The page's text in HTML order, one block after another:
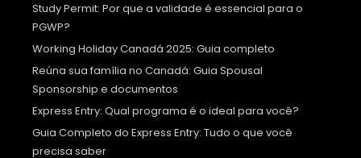
Study Permit: Por que a validade é essencial para o
PGWP?
Working Holiday Canadá 2025: Guia completo
Reúna sua família no Canadá: Guia Spousal
Sponsorship e documentos
Express Entry: Qual programa é o ideal para você?
Guia Completo do Express Entry: Tudo o que você
precisa saber